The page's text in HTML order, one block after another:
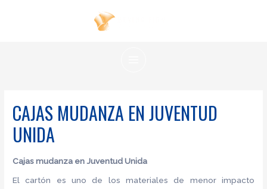
CAJAS MUDANZA EN JUVENTUD
UNIDA
Cajas mudanza en Juventud Unida
El cartón es uno de los materiales de menor impacto